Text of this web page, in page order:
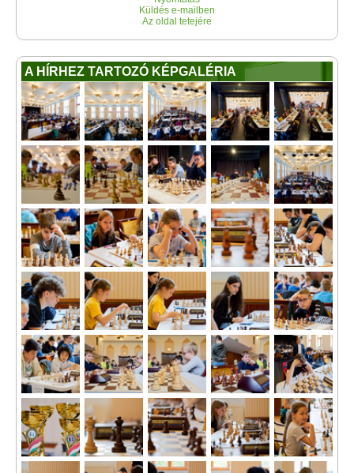
Küldés e-mailben
Az oldal tetejére
A HÍRHEZ TARTOZÓ KÉPGALÉRIA